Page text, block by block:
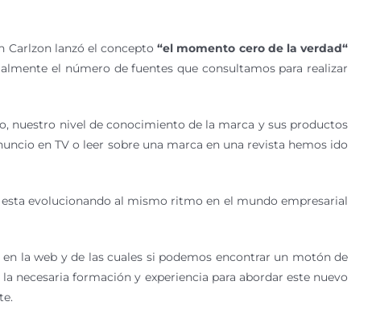
Carlzon lanzó el concepto“el momento cero de la verdad“
el número de fuentes que consultamos para realizar
nuestro nivel de conocimiento de la marca y sus productos
en TV o leer sobre una marca en una revista hemos ido
evolucionando al mismo ritmo en el mundo empresarial
la web y de las cuales si podemos encontrar un motón de
necesaria formación y experiencia para abordar este nuevo